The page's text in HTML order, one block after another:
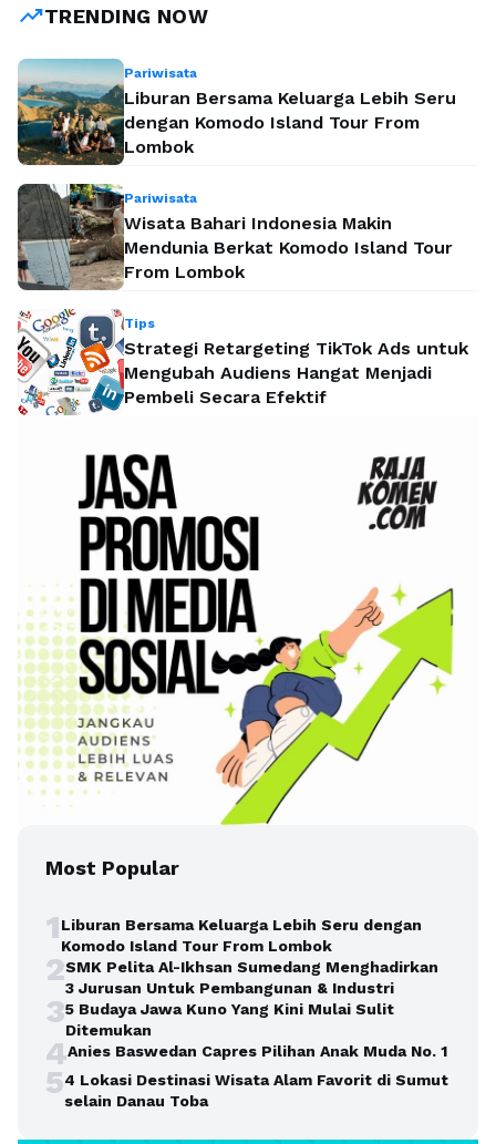
trending_upTRENDING NOW
Pariwisata
Liburan Bersama Keluarga Lebih Seru
dengan Komodo Island Tour From
Lombok
Pariwisata
Wisata Bahari Indonesia Makin
Mendunia Berkat Komodo Island Tour
From Lombok
Tips
Strategi Retargeting TikTok Ads untuk
Mengubah Audiens Hangat Menjadi
Pembeli Secara Efektif
Most Popular
1Liburan Bersama Keluarga Lebih Seru dengan
Komodo Island Tour From Lombok
2SMK Pelita Al-Ikhsan Sumedang Menghadirkan
3 Jurusan Untuk Pembangunan & Industri
35 Budaya Jawa Kuno Yang Kini Mulai Sulit
Ditemukan
4Anies Baswedan Capres Pilihan Anak Muda No. 1
54 Lokasi Destinasi Wisata Alam Favorit di Sumut
selain Danau Toba